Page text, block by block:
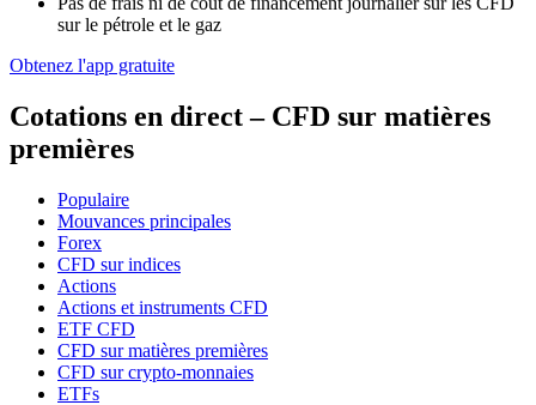
sur le pétrole et le gaz
Obtenez l'app gratuite
Cotations en direct – CFD sur matières
premières
Populaire
Mouvances principales
Forex
CFD sur indices
Actions
Actions et instruments CFD
ETF CFD
CFD sur matières premières
CFD sur crypto-monnaies
ETFs